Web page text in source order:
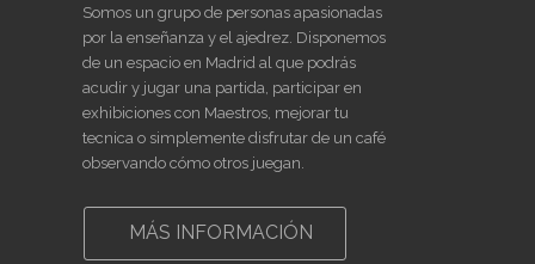
Somos un grupo de personas apasionadas
por la enseñanza y el ajedrez. Disponemos
de un espacio en Madrid al que podrás
acudir y jugar una partida, participar en
exhibiciones con Maestros, mejorar tu
tecnica o simplemente disfrutar de un café
observando cómo otros juegan.
MÁS INFORMACIÓN